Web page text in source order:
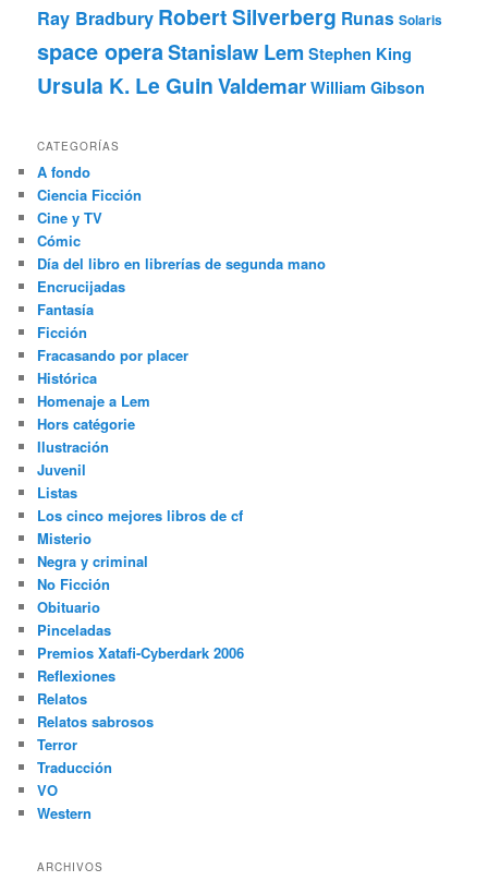
Ray Bradbury Robert Silverberg Runas Solaris
space operaStanislaw Lem Stephen King
Ursula K. Le GuinValdemarWilliam Gibson
CATEGORÍAS
A fondo
Ciencia Ficción
Cine y TV
Cómic
Día del libro en librerías de segunda mano
Encrucijadas
Fantasía
Ficción
Fracasando por placer
Histórica
Homenaje a Lem
Hors catégorie
Ilustración
Juvenil
Listas
Los cinco mejores libros de cf
Misterio
Negra y criminal
No Ficción
Obituario
Pinceladas
Premios Xatafi-Cyberdark 2006
Reflexiones
Relatos
Relatos sabrosos
Terror
Traducción
VO
Western
ARCHIVOS